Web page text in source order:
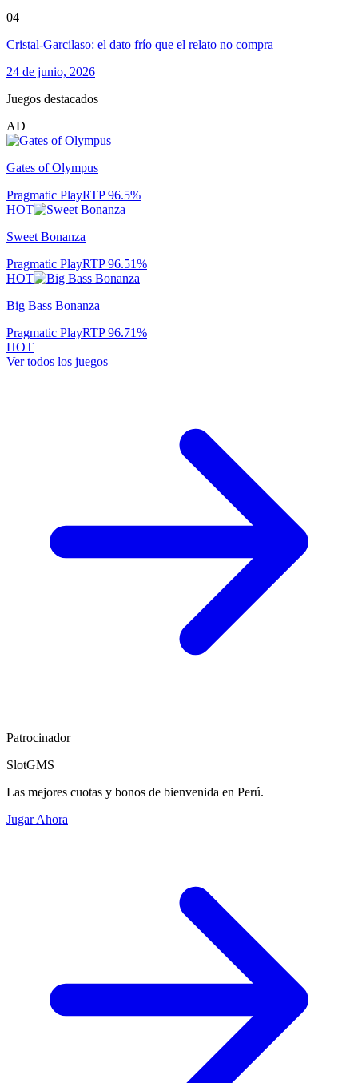
04
Cristal-Garcilaso: el dato frío que el relato no compra
24 de junio, 2026
Juegos destacados
AD
Gates of Olympus
Pragmatic PlayRTP96.5%
HOT
Sweet Bonanza
Pragmatic PlayRTP96.51%
HOT
Big Bass Bonanza
Pragmatic PlayRTP96.71%
HOT
Ver todos los juegos
Patrocinador
SlotGMS
Las mejores cuotas y bonos de bienvenida en Perú.
Jugar Ahora